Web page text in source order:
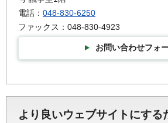
電話： 048-830-6250
ファックス：048-830-4923
お問い合わせフォ
より良いウェブサイトにする